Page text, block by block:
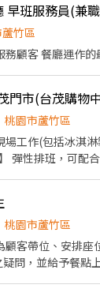
時段班：1700-
早班服務員(兼
竹區
務顧客 餐廳運作的
桃園市蘆竹區
場工作(包括冰淇
無與倫比的冰淇
訓練(時薪娛樂經理
果，規劃員工福
、團保(意外險)
桃園市蘆竹區
顧客帶位、安排座
問，並給予餐點